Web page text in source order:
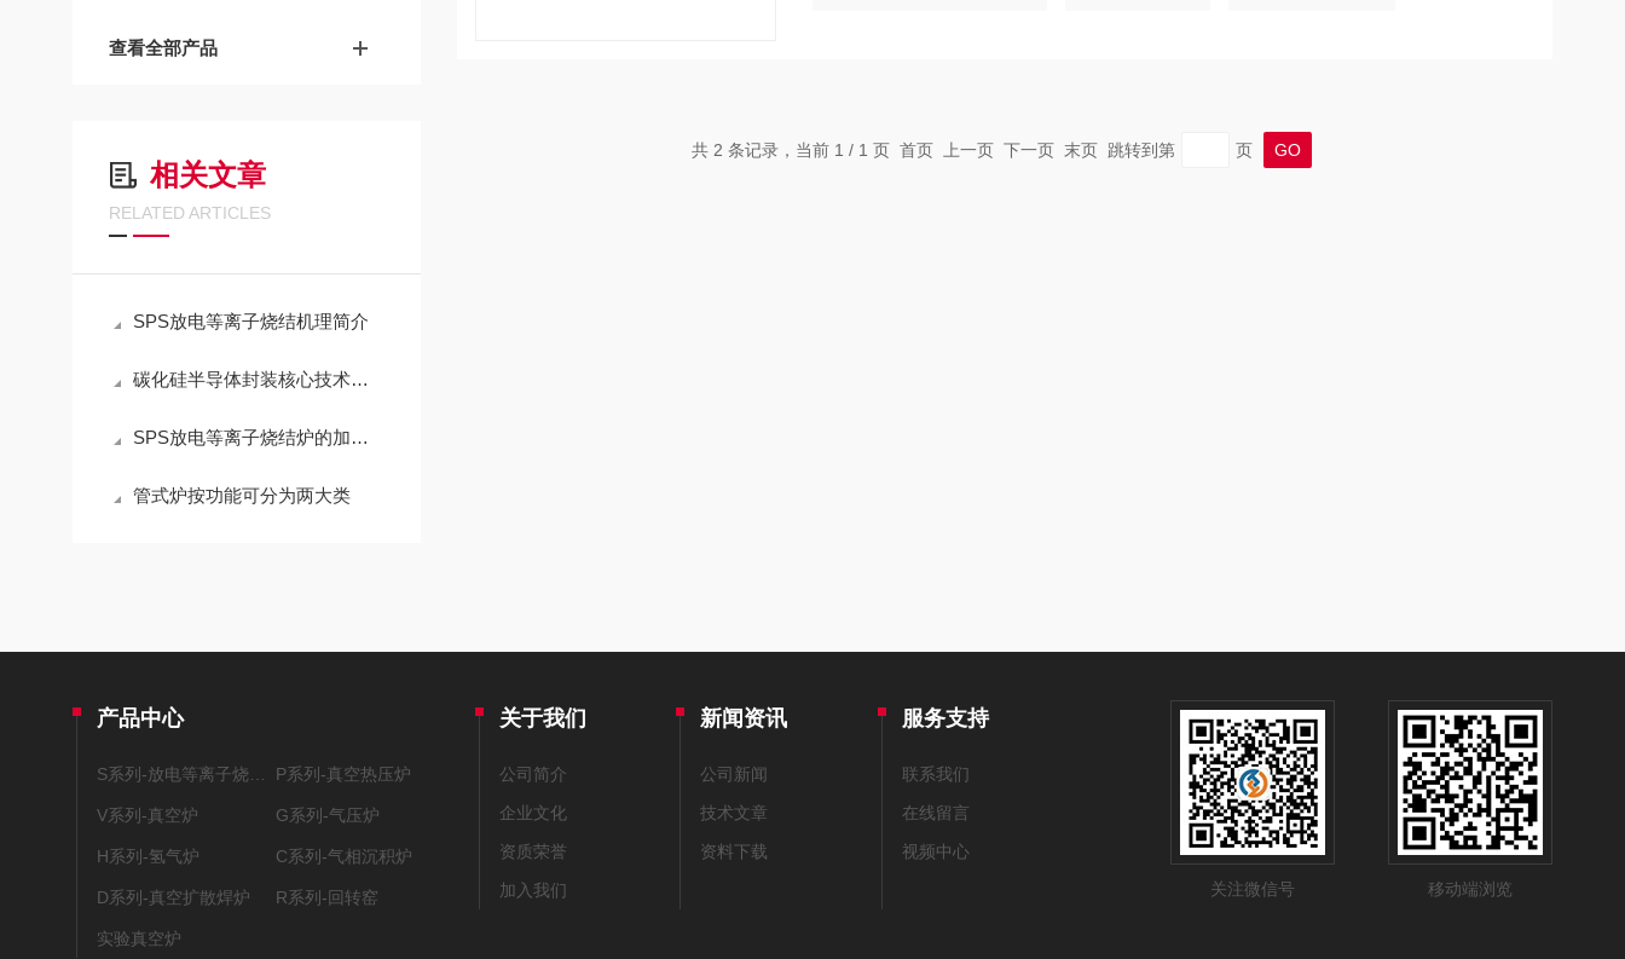
查看全部产品
相关文章
RELATED ARTICLES
SPS放电等离子烧结机理简介
碳化硅半导体封装核心技术分析——银烧结技术
SPS放电等离子烧结炉的加工技术
管式炉按功能可分为两大类
共 2 条记录，当前 1 / 1 页 首页 上一页 下一页 末页 跳转到第 页
产品中心
P系列-真空热压炉
V系列-真空炉 G系列-气压炉
H系列-氢气炉 C系列-气相沉积炉
D系列-真空扩散焊炉 R系列-回转窑
实验真空炉
关于我们
公司简介
企业文化
资质荣誉
加入我们
新闻资讯
公司新闻
技术文章
资料下载
服务支持
联系我们
在线留言
视频中心
关注微信号
移动端浏览